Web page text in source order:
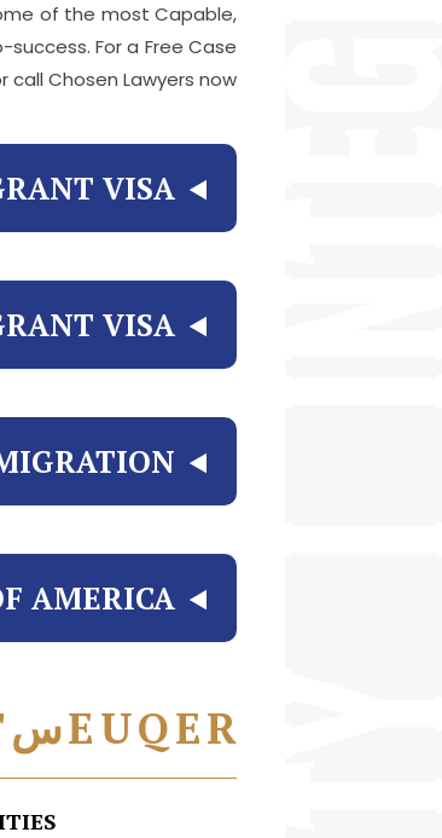
of the most Capable,
For a Free Case
call Chosen Lawyers now.
VISA
VISA
AMERICA
R
E
Q
U
Eس